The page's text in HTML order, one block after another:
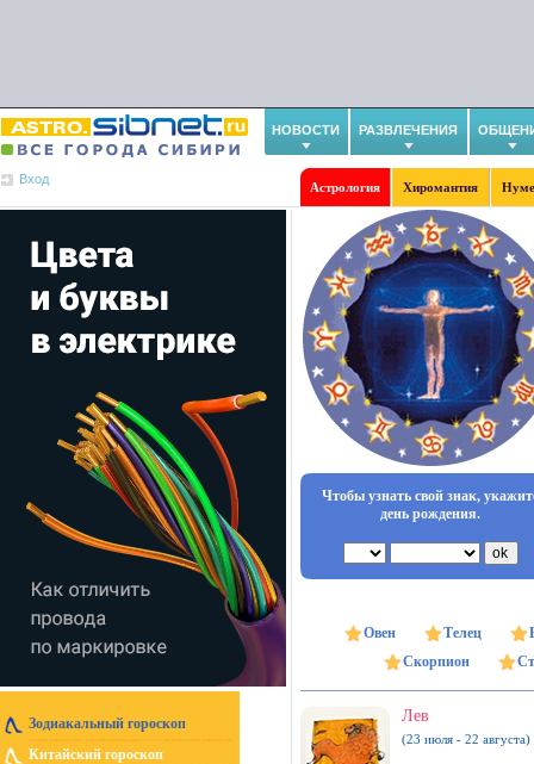
НОВОСТИ РАЗВЛЕЧЕНИЯ
Вход
Астрология Хиромантия
Зодиакальный гороскоп
Китайский гороскоп
Чтобы узнать свой знак,
день рождения.
Овен Телец
Скорпион
Лев
(23 июля - 22 августа)